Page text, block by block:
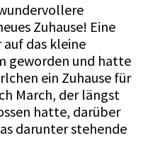
Zuhause! Eine
das kleine
geworden und hatte
ein Zuhause für
March, der längst
hatte, darüber
darunter stehende